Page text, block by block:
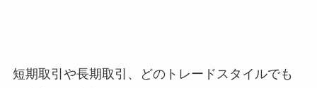
短期取引や長期取引、どのトレードスタイルでも